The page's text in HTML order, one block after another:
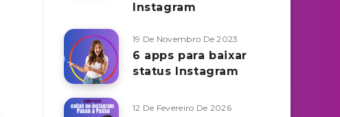
Instagram
19 De Novembro De 2023
6 apps para baixar
status Instagram
12 De Fevereiro De 2026